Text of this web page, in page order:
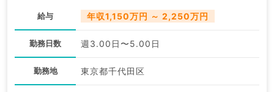
給与 年収1,150万円 ～ 2,250万円
勤務日数 週3.00日〜5.00日
勤務地 東京都千代田区